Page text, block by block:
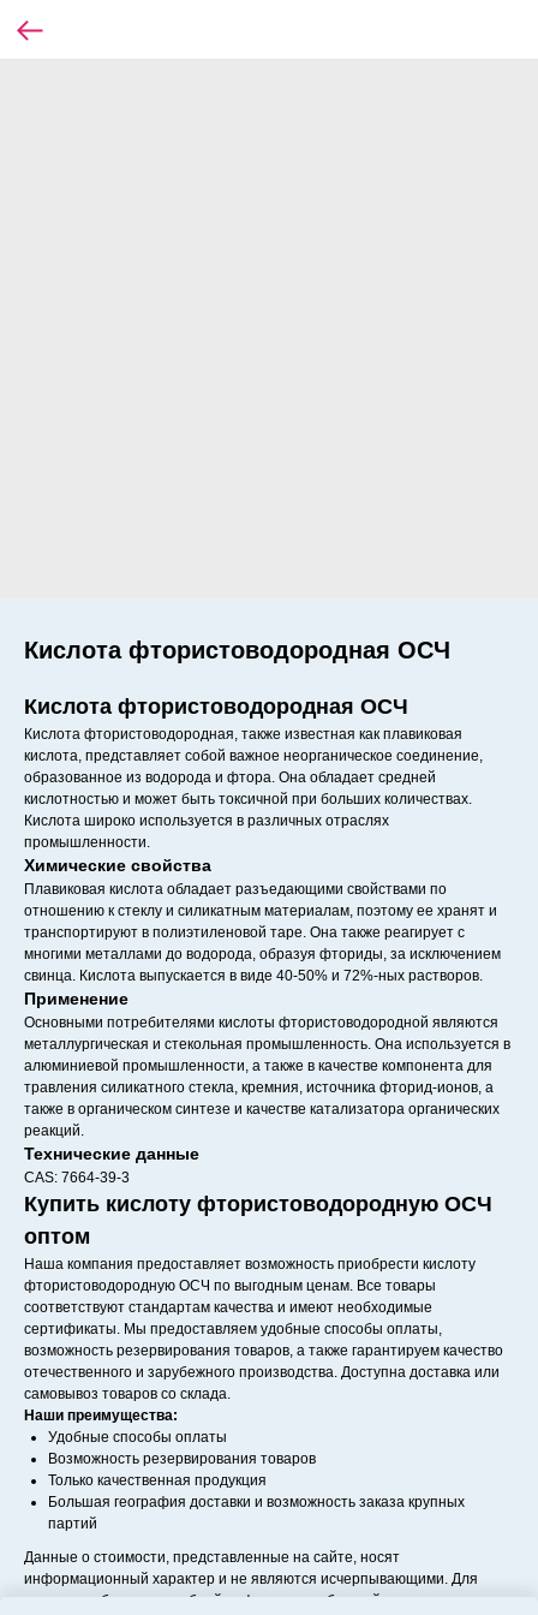
Кислота фтористоводородная ОСЧ
Кислота фтористоводородная ОСЧ
Кислота фтористоводородная, также известная как плавиковая
кислота, представляет собой важное неорганическое соединение,
образованное из водорода и фтора. Она обладает средней
кислотностью и может быть токсичной при больших количествах.
Кислота широко используется в различных отраслях
промышленности.
Химические свойства
Плавиковая кислота обладает разъедающими свойствами по
отношению к стеклу и силикатным материалам, поэтому ее хранят и
транспортируют в полиэтиленовой таре. Она также реагирует с
многими металлами до водорода, образуя фториды, за исключением
свинца. Кислота выпускается в виде 40-50% и 72%-ных растворов.
Применение
Основными потребителями кислоты фтористоводородной являются
металлургическая и стекольная промышленность. Она используется в
алюминиевой промышленности, а также в качестве компонента для
травления силикатного стекла, кремния, источника фторид-ионов, а
также в органическом синтезе и качестве катализатора органических
реакций.
Технические данные
CAS: 7664-39-3
Купить кислоту фтористоводородную ОСЧ
оптом
Наша компания предоставляет возможность приобрести кислоту
фтористоводородную ОСЧ по выгодным ценам. Все товары
соответствуют стандартам качества и имеют необходимые
сертификаты. Мы предоставляем удобные способы оплаты,
возможность резервирования товаров, а также гарантируем качество
отечественного и зарубежного производства. Доступна доставка или
самовывоз товаров со склада.
Наши преимущества:
Удобные способы оплаты
Возможность резервирования товаров
Только качественная продукция
Большая география доставки и возможность заказа крупных
партий
Данные о стоимости, представленные на сайте, носят
информационный характер и не являются исчерпывающими. Для
получения более подробной информации обращайтесь к менеджерам